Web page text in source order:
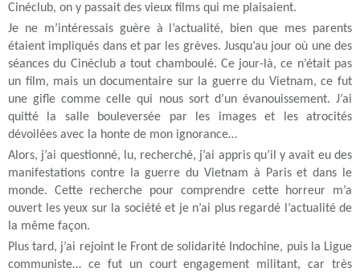
Cinéclub, on y passait des vieux films qui me plaisaient.
Je ne m’intéressais guère à l’actualité, bien que mes parents
étaient impliqués dans et par les grèves. Jusqu’au jour où une des
séances du Cinéclub a tout chamboulé. Ce jour-là, ce n’était pas
un film, mais un documentaire sur la guerre du Vietnam, ce fut
une gifle comme celle qui nous sort d’un évanouissement. J’ai
quitté la salle bouleversée par les images et les atrocités
dévoilées avec la honte de mon ignorance…
Alors, j’ai questionné, lu, recherché, j’ai appris qu’il y avait eu des
manifestations contre la guerre du Vietnam à Paris et dans le
monde. Cette recherche pour comprendre cette horreur m’a
ouvert les yeux sur la société et je n’ai plus regardé l’actualité de
la même façon.
Plus tard, j’ai rejoint le Front de solidarité Indochine, puis la Ligue
communiste… ce fut un court engagement militant, car très